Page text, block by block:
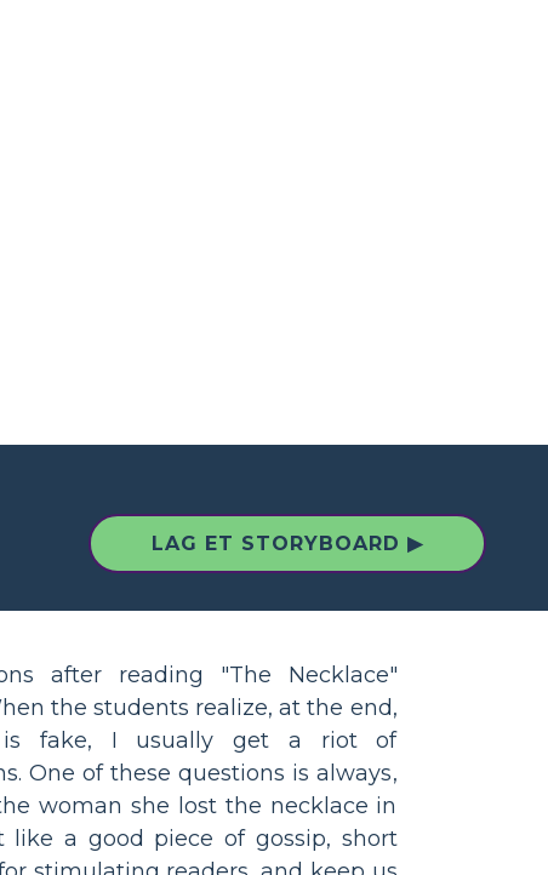
LAG ET STORYBOARD ▶
after reading "The Necklace"
the students realize, at the end,
is fake, I usually get a riot of
One of these questions is always,
woman she lost the necklace in
like a good piece of gossip, short